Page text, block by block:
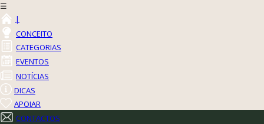
☰
|
CONCEITO
CATEGORIAS
EVENTOS
NOTÍCIAS
DICAS
APOIAR
CONTACTOS